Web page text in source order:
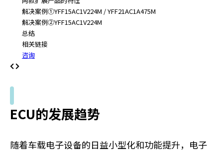
解决案例①YFF15AC1V224M / YFF21AC1A475M
解决案例②YFF15AC1V224M
总结
相关链接
咨询
ECU的发展趋势
随着车载电子设备的日益小型化和功能提升，电子